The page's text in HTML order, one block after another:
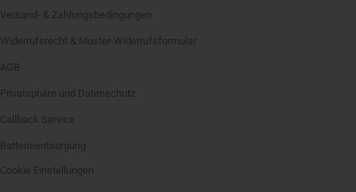
Versand- & Zahlungsbedingungen
Widerrufsrecht & Muster-Widerrufsformular
AGB
Privatsphäre und Datenschutz
Callback Service
Batterieentsorgung
Cookie Einstellungen